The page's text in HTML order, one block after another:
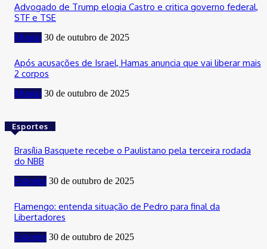
Advogado de Trump elogia Castro e critica governo federal,
STF e TSE
Mundo 30 de outubro de 2025
Após acusações de Israel, Hamas anuncia que vai liberar mais
2 corpos
Mundo 30 de outubro de 2025
Esportes
Brasília Basquete recebe o Paulistano pela terceira rodada
do NBB
Esportes 30 de outubro de 2025
Flamengo: entenda situação de Pedro para final da
Libertadores
Esportes 30 de outubro de 2025